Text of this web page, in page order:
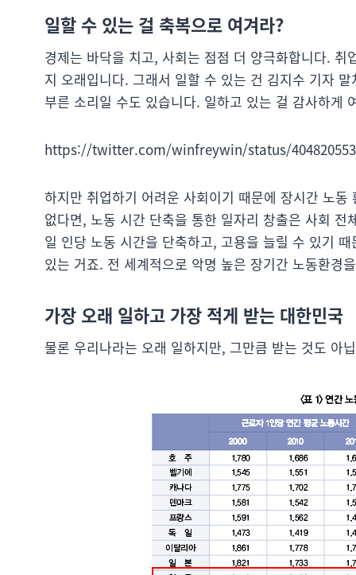
일할 수 있는 걸 축복으로 여겨라?
경제는 바닥을 치고, 사회는 점점 더 양극화합니다. 취
지 오래입니다. 그래서 일할 수 있는 건 김지수 기자
부른 소리일 수도 있습니다. 일하고 있는 걸 감사하게
https://twitter.com/winfreywin/status/
하지만 취업하기 어려운 사회이기 때문에 장시간 노
없다면, 노동 시간 단축을 통한 일자리 창출은 사회
일 인당 노동 시간을 단축하고, 고용을 늘릴 수 있기
있는 거죠. 전 세계적으로 악명 높은 장기간 노동환경
가장 오래 일하고 가장 적게 받는 대한민국
물론 우리나라는 오래 일하지만, 그만큼 받는 것도 아